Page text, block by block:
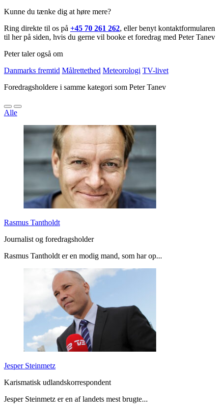
Kunne du tænke dig at høre mere?
Ring direkte til os på +45 70 261 262, eller benyt kontaktformularen
til her på siden, hvis du gerne vil booke et foredrag med Peter Tanev
Peter taler også om
Danmarks fremtid Målrettethed Meteorologi TV-livet
Foredragsholdere i samme kategori som Peter Tanev
Alle
Rasmus Tantholdt
Journalist og foredragsholder
Rasmus Tantholdt er en modig mand, som har op...
Jesper Steinmetz
Karismatisk udlandskorrespondent
Jesper Steinmetz er en af landets mest brugte...